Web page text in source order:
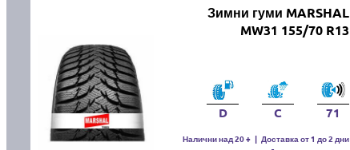
Зимни гуми MARSHAL
MW31 155/70 R13
D C 71
Налични над 20 + | Доставка от 1 до 2 дни